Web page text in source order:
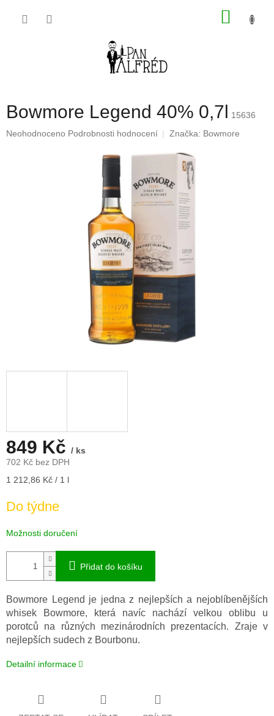
Bowmore Legend 40% 0,7l
15636
Průměrné
Neohodnoceno Podrobnosti hodnocení Značka: Bowmore
849 Kč / ks
702 Kč bez DPH
Měrná
1 212,86 Kč / 1 l
Do týdne
Možnosti doručení
Přidat do košíku
Bowmore Legend je jedna z nejlepších a nejoblíbenějších
whisek Bowmore, která navíc nachází velkou oblibu u
porotců na různých mezinárodních prezentacích. Zraje v
nejlepších sudech z Bourbonu.
Detailní informace